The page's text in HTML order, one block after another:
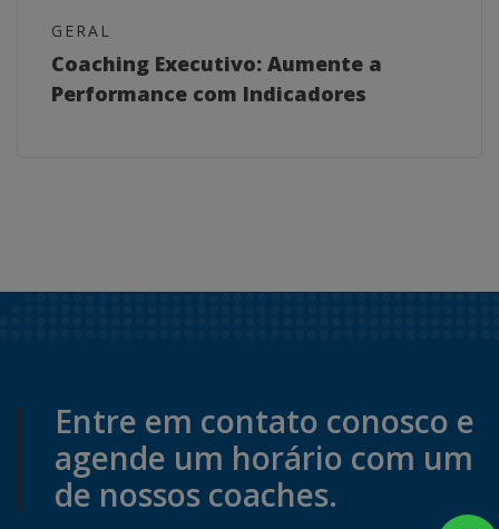
GERAL
Coaching Executivo: Aumente a
Performance com Indicadores
Entre em contato conosco e
agende um horário com um
de nossos coaches.